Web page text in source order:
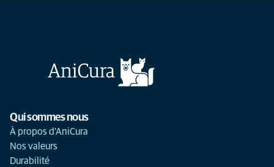
Qui sommes nous
À propos d'AniCura
Nos valeurs
Durabilité